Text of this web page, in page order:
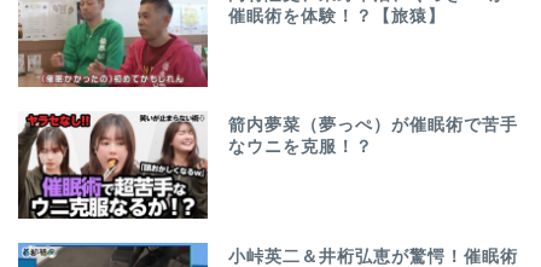
催眠術を体験！？【旅猿】
箭内夢菜（夢っぺ）が催眠術で苦手
なウニを克服！？
小峠英二＆井桁弘恵が驚愕！催眠術